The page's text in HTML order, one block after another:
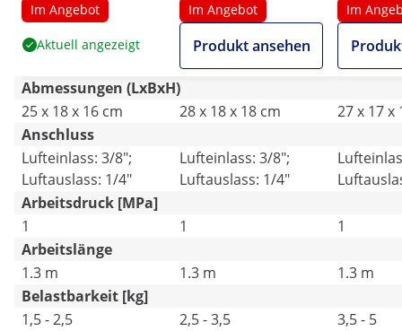
Im Angebot
Aktuell angezeigt
Im Angebot
Produkt ansehen
Im
Abmessungen (LxBxH)
25 x 18 x 16 cm
28 x 18 x 18 cm
27 x 17 x
Anschluss
Lufteinlass: 3/8";
Luftauslass: 1/4"
Lufteinlass: 3/8";
Luftauslass: 1/4"
Arbeitsdruck [MPa]
1
1
1
Arbeitslänge
1.3 m
1.3 m
1.3 m
Belastbarkeit [kg]
1,5 - 2,5
2,5 - 3,5
3,5 - 5